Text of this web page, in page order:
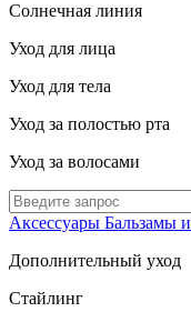
Солнечная линия
Уход для лица
Уход для тела
Уход за полостью рта
Уход за волосами
Аксессуары Бальзамы
Дополнительный уход
Стайлинг